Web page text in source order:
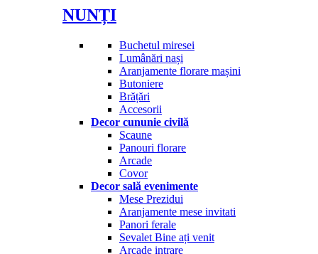
NUNȚI
Buchetul miresei
Lumânări nași
Aranjamente florare mașini
Butoniere
Brățări
Accesorii
Decor cununie civilă
Scaune
Panouri florare
Arcade
Covor
Decor sală evenimente
Mese Prezidui
Aranjamente mese invitati
Panori ferale
Sevalet Bine ați venit
Arcade intrare